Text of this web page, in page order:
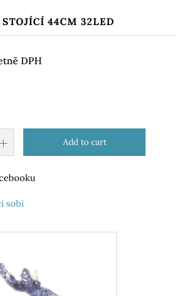
44CM 32LED
DPH
Add to cart
sobi